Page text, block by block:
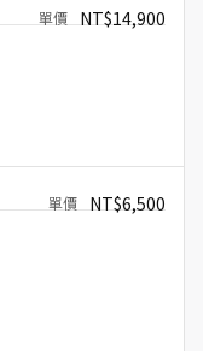
NT$14,900
NT$6,500